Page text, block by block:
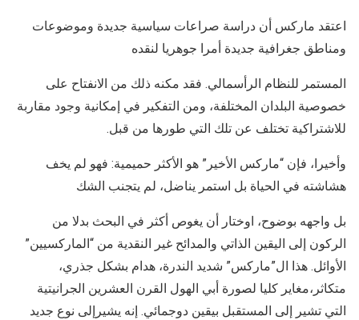
اعتقد ماركس أن دراسة صراعات سياسية جديدة وموضوعات
ومناطق جغرافية جديدة أمرا جوهريا لنقده
المستمر للنظام الرأسمالي. فقد مكنه ذلك من الانفتاح على
خصوصية البلدان المختلفة، ومن التفكير في إمكانية وجود مقاربة
للاشتراكية تختلف عن تلك التي طورها من قبل.
وأخيرا، فإن “ماركس الأخير” هو الأكثر حميمية: فهو لم يخف
هشاشته في الحياة بل استمر يناضل، لم يتجنب الشك
بل واجهه بوضوح، اوختار أن يغوص أكثر في البحث بدلا من
الركون إلى اليقين الذاتي والمدائح غير النقدية من “الماركسيين”
الأوائل. هذا ال”ماركس” شديد الندرة، هدام بشكل جذري،
متكاثر،مغاير كليا لصورة أبي الهول القرن العشرين الجرانيتية
التي تشير إلى المستقبل بيقين دوجمائي. إنه يشيرإلى نوع جديد